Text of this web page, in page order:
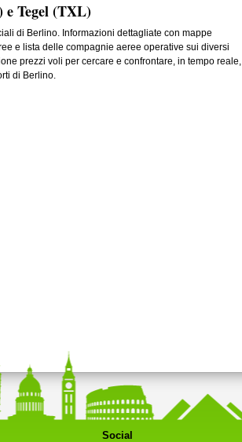
e Tegel (TXL)
di Berlino. Informazioni dettagliate con mappe
e lista delle compagnie aeree operative sui diversi
prezzi voli per cercare e confrontare, in tempo reale,
di Berlino.
Social